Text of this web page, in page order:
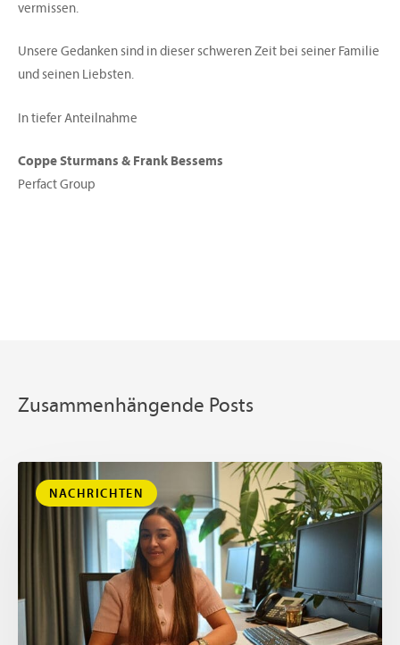
vermissen.
Unsere Gedanken sind in dieser schweren Zeit bei seiner Familie
und seinen Liebsten.
In tiefer Anteilnahme
Coppe Sturmans & Frank Bessems
Perfact Group
Zusammenhängende Posts
NACHRICHTEN